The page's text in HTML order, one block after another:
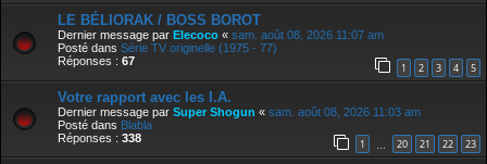
LE BÉLIORAK / BOSS BOROT
Dernier message par Elecoco « sam. août 08, 2026 11:07 am
Posté dans Série TV originelle (1975 - 77)
Réponses : 67 1 2 3 4 5
Votre rapport avec les I.A.
Dernier message par Super Shogun « sam. août 08, 2026 11:03 am
Posté dans Blabla
Réponses : 338 1 20 21 22 23